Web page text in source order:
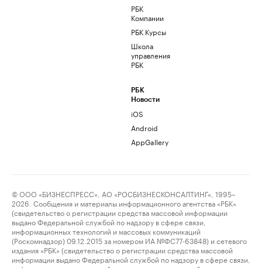
РБК
Компании
РБК Курсы
Школа
управления
РБК
РБК
Новости
iOS
Android
AppGallery
© ООО «БИЗНЕСПРЕСС», АО «РОСБИЗНЕСКОНСАЛТИНГ», 1995–
2026. Сообщения и материалы информационного агентства «РБК»
(свидетельство о регистрации средства массовой информации
выдано Федеральной службой по надзору в сфере связи,
информационных технологий и массовых коммуникаций
(Роскомнадзор) 09.12.2015 за номером ИА №ФС77-63848) и сетевого
издания «РБК» (свидетельство о регистрации средства массовой
информации выдано Федеральной службой по надзору в сфере связи,